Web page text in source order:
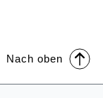
Nach oben